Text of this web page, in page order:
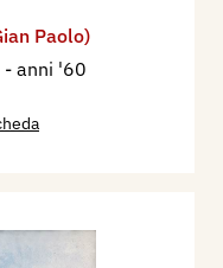
Paolo)
- anni '60